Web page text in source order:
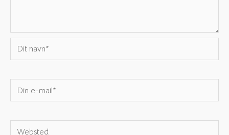
Dit
navn*
Din
e-
Websted